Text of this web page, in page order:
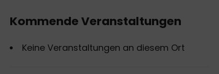
Kommende Veranstaltungen
Keine Veranstaltungen an diesem Ort